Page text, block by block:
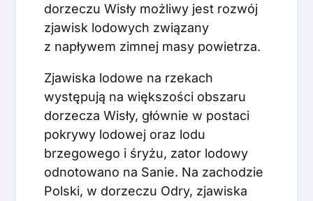
dorzeczu Wisły możliwy jest rozwój
zjawisk lodowych związany
z napływem zimnej masy powietrza.
Zjawiska lodowe na rzekach
występują na większości obszaru
dorzecza Wisły, głównie w postaci
pokrywy lodowej oraz lodu
brzegowego i śryżu, zator lodowy
odnotowano na Sanie. Na zachodzie
Polski, w dorzeczu Odry, zjawiska